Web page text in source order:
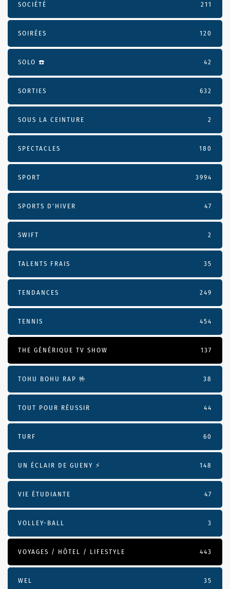
SOCIÉTÉ 211
SOIRÉES 120
SOLO ☎️ 42
SORTIES 632
SOUS LA CEINTURE 2
SPECTACLES 180
SPORT 3994
SPORTS D'HIVER 47
SWIFT 2
TALENTS FRAIS 35
TENDANCES 249
TENNIS 454
THE GÉNÉRIQUE TV SHOW 137
TOHU BOHU RAP 🤟 38
TOUT POUR RÉUSSIR 44
TURF 60
UN ÉCLAIR DE GUENY ⚡️ 148
VIE ÉTUDIANTE 47
VOLLEY-BALL 3
VOYAGES / HÔTEL / LIFESTYLE 443
WEL 35